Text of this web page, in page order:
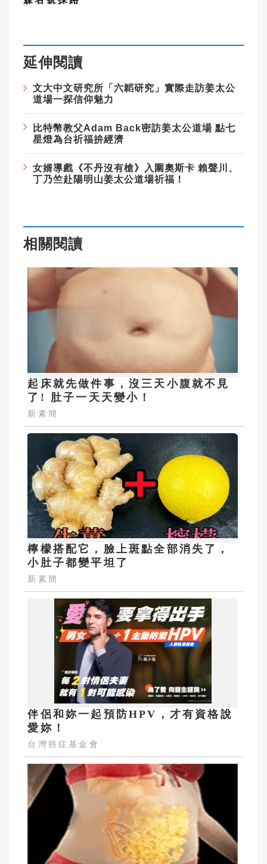
延伸閱讀
文大中文研究所「六韜研究」實際走訪姜太公
道場一探信仰魅力
比特幣教父Adam Back密訪姜太公道場 點七
星燈為台祈福拚經濟
女婿導戲《不丹沒有槍》入圍奧斯卡 賴聲川、
丁乃竺赴陽明山姜太公道場祈福！
相關閱讀
起床就先做件事，沒三天小腹就不見
了! 肚子一天天變小！
新素簡
檸檬搭配它，臉上斑點全部消失了，
小肚子都變平坦了
新素簡
伴侶和妳一起預防HPV，才有資格說
愛妳！
台灣癌症基金會